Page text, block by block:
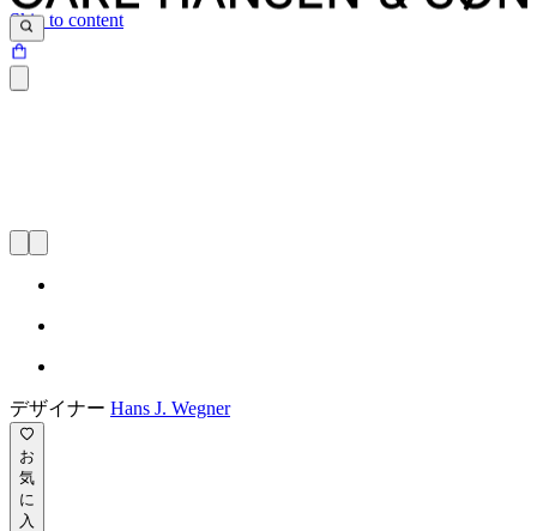
Skip to content
デザイナー Hans J. Wegner
お
気
に
入